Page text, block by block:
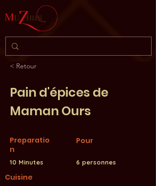
< Retour
Pain d'épices de
Maman Ours
Preparatio
n
10 Minutes
Pour
6 personnes
Cuisine